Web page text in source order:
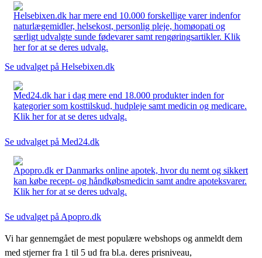
Helsebixen.dk har mere end 10.000 forskellige varer indenfor
naturlægemidler, helsekost, personlig pleje, homøopati og
særligt udvalgte sunde fødevarer samt rengøringsartikler. Klik
her for at se deres udvalg.
Se udvalget på Helsebixen.dk
Med24.dk har i dag mere end 18.000 produkter inden for
kategorier som kosttilskud, hudpleje samt medicin og medicare.
Klik her for at se deres udvalg.
Se udvalget på Med24.dk
Apopro.dk er Danmarks online apotek, hvor du nemt og sikkert
kan købe recept- og håndkøbsmedicin samt andre apoteksvarer.
Klik her for at se deres udvalg.
Se udvalget på Apopro.dk
Vi har gennemgået de mest populære webshops og anmeldt dem
med stjerner fra 1 til 5 ud fra bl.a. deres prisniveau,